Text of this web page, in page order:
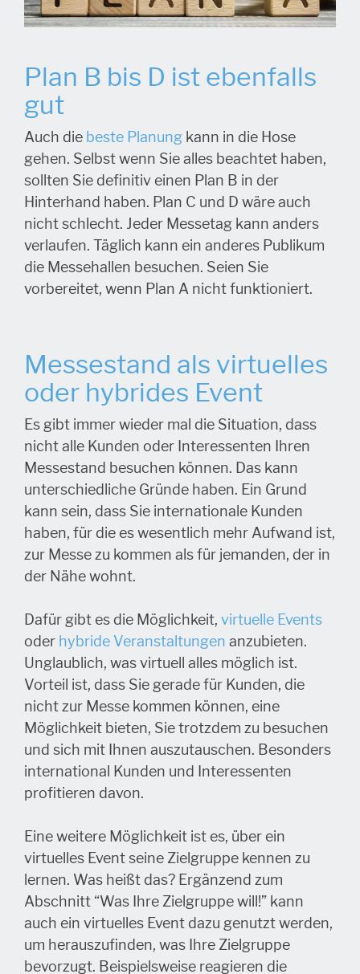
Plan B bis D ist ebenfalls
gut
Auch die beste Planung kann in die Hose
gehen. Selbst wenn Sie alles beachtet haben,
sollten Sie definitiv einen Plan B in der
Hinterhand haben. Plan C und D wäre auch
nicht schlecht. Jeder Messetag kann anders
verlaufen. Täglich kann ein anderes Publikum
die Messehallen besuchen. Seien Sie
vorbereitet, wenn Plan A nicht funktioniert.
Messestand als virtuelles
oder hybrides Event
Es gibt immer wieder mal die Situation, dass
nicht alle Kunden oder Interessenten Ihren
Messestand besuchen können. Das kann
unterschiedliche Gründe haben. Ein Grund
kann sein, dass Sie internationale Kunden
haben, für die es wesentlich mehr Aufwand ist,
zur Messe zu kommen als für jemanden, der in
der Nähe wohnt.
Dafür gibt es die Möglichkeit, virtuelle Events
oder hybride Veranstaltungen anzubieten.
Unglaublich, was virtuell alles möglich ist.
Vorteil ist, dass Sie gerade für Kunden, die
nicht zur Messe kommen können, eine
Möglichkeit bieten, Sie trotzdem zu besuchen
und sich mit Ihnen auszutauschen. Besonders
international Kunden und Interessenten
profitieren davon.
Eine weitere Möglichkeit ist es, über ein
virtuelles Event seine Zielgruppe kennen zu
lernen. Was heißt das? Ergänzend zum
Abschnitt “Was Ihre Zielgruppe will!” kann
auch ein virtuelles Event dazu genutzt werden,
um herauszufinden, was Ihre Zielgruppe
bevorzugt. Beispielsweise reagieren die